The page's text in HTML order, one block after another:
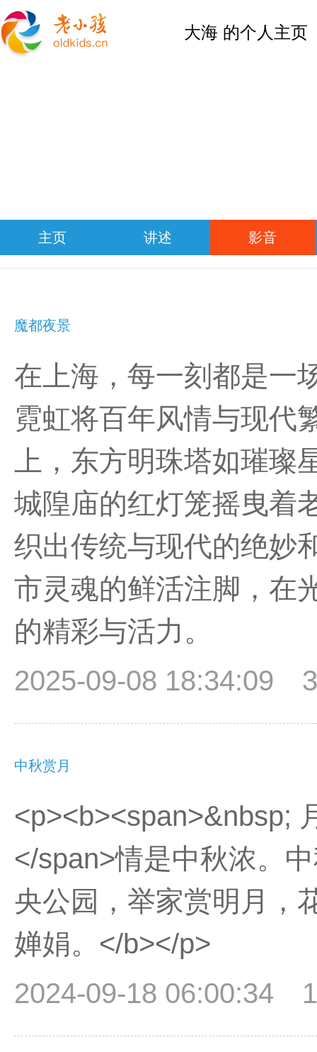
大海 的个人主页
主页 讲述 影音
魔都夜景
在上海，每一刻都是一
霓虹将百年风情与现代
上，东方明珠塔如璀
城隍庙的红灯笼摇曳着
织出传统与现代的绝妙
市灵魂的鲜活注脚，在
的精彩与活力。
2025-09-08 18:34:09
中秋赏月
<p><b><span>&nbsp;
</span>情是中秋浓。
央公园，举家赏明月，
婵娟。</b></p>
2024-09-18 06:00:34